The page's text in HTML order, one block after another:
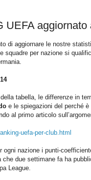
UEFA
di aggiornare le nostre
per nazione si
tabella, le differenze in
e le spiegazioni del perché è
al primo articolo
uefa-per-club.html
nazione i punti-
due settimane fa ha
League.